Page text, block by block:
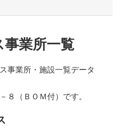
業所一覧
事業所・施設一覧データ
８（ＢＯＭ付）です。